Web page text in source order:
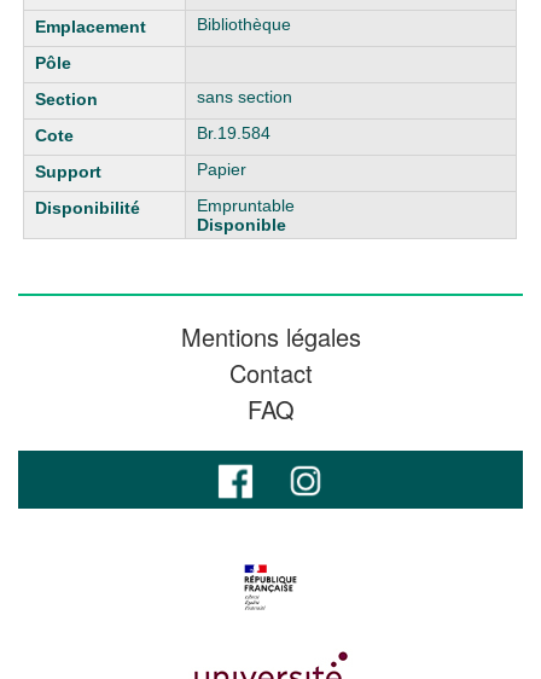
Bibliothèque
sans section
Br.19.584
Papier
Empruntable
Disponible
Mentions légales
Contact
FAQ